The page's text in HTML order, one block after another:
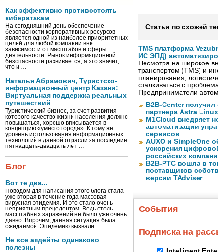
Как эффективно противостоять
кибератакам
На сегодняшний день обеспечение
безопасности корпоративных ресурсов
является одной из наиболее приоритетных
целей для любой компании вне
зависимости от масштабов и сферы
деятельности. Рынок информационной
безопасности развивается, а это значит,
что и …
Наталья Абрамович, Туристско-
информационный центр Казани:
Виртуальная поддержка реальных
путешествий
Туристический бизнес, за счет развития
которого качество жизни населения должно
повышаться, хорошо вписывается в
концепцию «умного города». К тому же
уровень использования информационных
технологий в данной отрасли за последние
пятнадцать-двадцать лет …
Блог
Вот те два...
Поводом для написания этого блога стала
уже вторая в течение года массовая
вирусная эпидемия. И это стало очень
неприятным прецедентом. Ведь столь
масштабных заражений не было уже очень
давно. Впрочем, данная ситуация была
ожидаемой. Эпидемию вызвали …
Не все апдейты одинаково
полезны
Статьи по схожей
TMS платформа
ИС ЭПД)
Несмотря на широкое
транспортом (TMS) и
планирования,
сталкиваться с
Предприниматели
B2B-Center получил
партнера Astra Linux
M1Cloud внедряет
автоматизации
сервисов
AUXO и SimpleOne
ускорения
российских
B2B-РТС вошла в
поставщиков
версии TAdviser
События
Подписка на